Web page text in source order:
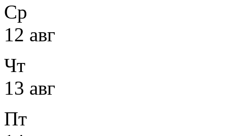
Ср
12 авг
Чт
13 авг
Пт